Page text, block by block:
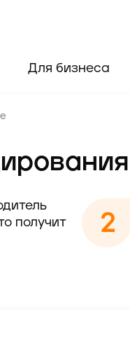
Для бизнеса
получит